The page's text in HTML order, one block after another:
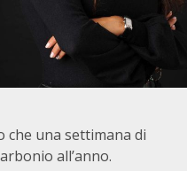
una settimana di
all’anno.